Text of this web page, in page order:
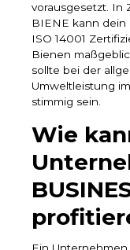
vorausgesetzt. In
BIENE kann
ISO 14001
Bienen
sollte bei der
Umweltleistung
stimmig sein.
Wie